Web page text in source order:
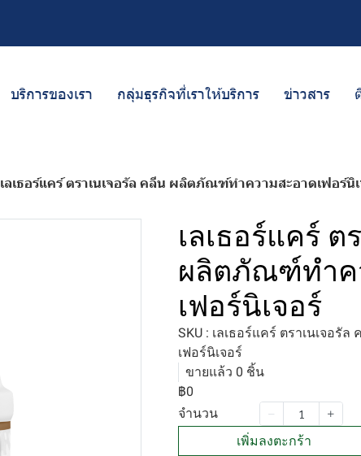
บริการของเรา กลุ่มธุรกิจที่เราให้บริการ ข่าวสาร
เลเธอร์แคร์ ตราเนเจอรัล คลีน ผลิตภัณฑ์ทำความสะอาดเฟอร์นิ
เลเธอร์แคร์ ต
ผลิตภัณฑ์ทำค
เฟอร์นิเจอร์
SKU : เลเธอร์แคร์ ตราเนเจอ
เฟอร์นิเจอร์
ขายแล้ว 0 ชิ้น
฿0
จำนวน
เพิ่มลงตะกร้า